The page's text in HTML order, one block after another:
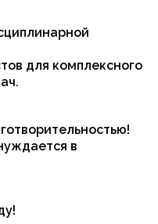
для комплексного
в